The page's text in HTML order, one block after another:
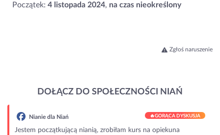
Początek: 4 listopada 2024, na czas nieokreślony
Zgłoś naruszenie
DOŁĄCZ DO SPOŁECZNOŚCI NIAŃ
dla Niań GORĄCA DYSKUSJA
początkującą nianią, zrobiłam kurs na opiekuna